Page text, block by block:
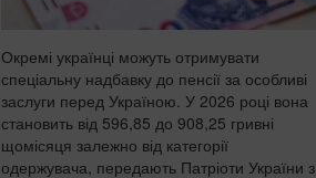
Окремі українці можуть отримувати
спеціальну надбавку до пенсії за особливі
заслуги перед Україною. У 2026 році вона
становить від 596,85 до 908,25 гривні
щомісяця залежно від категорії
одержувача, передають Патріоти України з